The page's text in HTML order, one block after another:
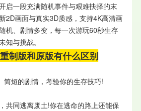
启一段充满随机事件与艰难抉择的末
2D画面与真实3D质感，支持4K高清画
机、剧情多变，每一次游玩60秒生存
知与挑战。
制版和原版有什么区别
短的剧情，考验你的生存技巧!
共同逃离废土!你在逃命的路上还能保